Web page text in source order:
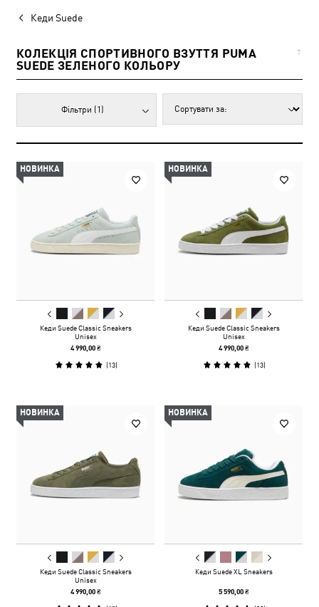
Кеди Suede
КОЛЕКЦІЯ СПОРТИВНОГО ВЗУТТЯ PUMA
SUEDE ЗЕЛЕНОГО КОЛЬОРУ
7
Фільтри (1)
НОВИНКА
Кеди Suede Classic Sneakers
Unisex
4 990,00 ₴
(13)
НОВИНКА
Кеди Suede Classic Sneakers
Unisex
4 990,00 ₴
(13)
НОВИНКА
Кеди Suede Classic Sneakers
Unisex
4 990,00 ₴
НОВИНКА
Кеди Suede XL Sneakers
5 590,00 ₴